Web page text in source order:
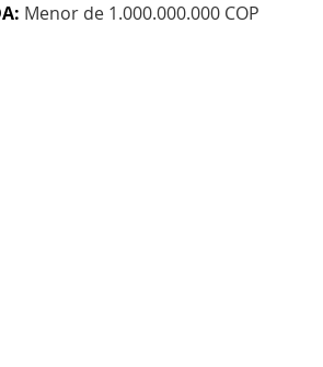
Menor de 1.000.000.000 COP